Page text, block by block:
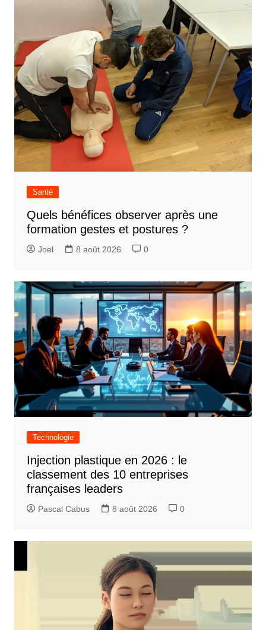
Santé
Quels bénéfices observer après une
formation gestes et postures ?
Joel 8 août 2026 0
Technologie
Injection plastique en 2026 : le
classement des 10 entreprises
françaises leaders
Pascal Cabus 8 août 2026 0